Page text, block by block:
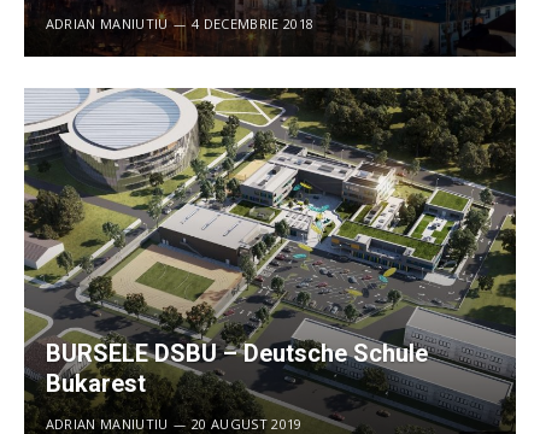
ADRIAN MANIUTIU 4 DECEMBRIE 2018
BURSELE DSBU – Deutsche Schule
Bukarest
ADRIAN MANIUTIU 20 AUGUST 2019